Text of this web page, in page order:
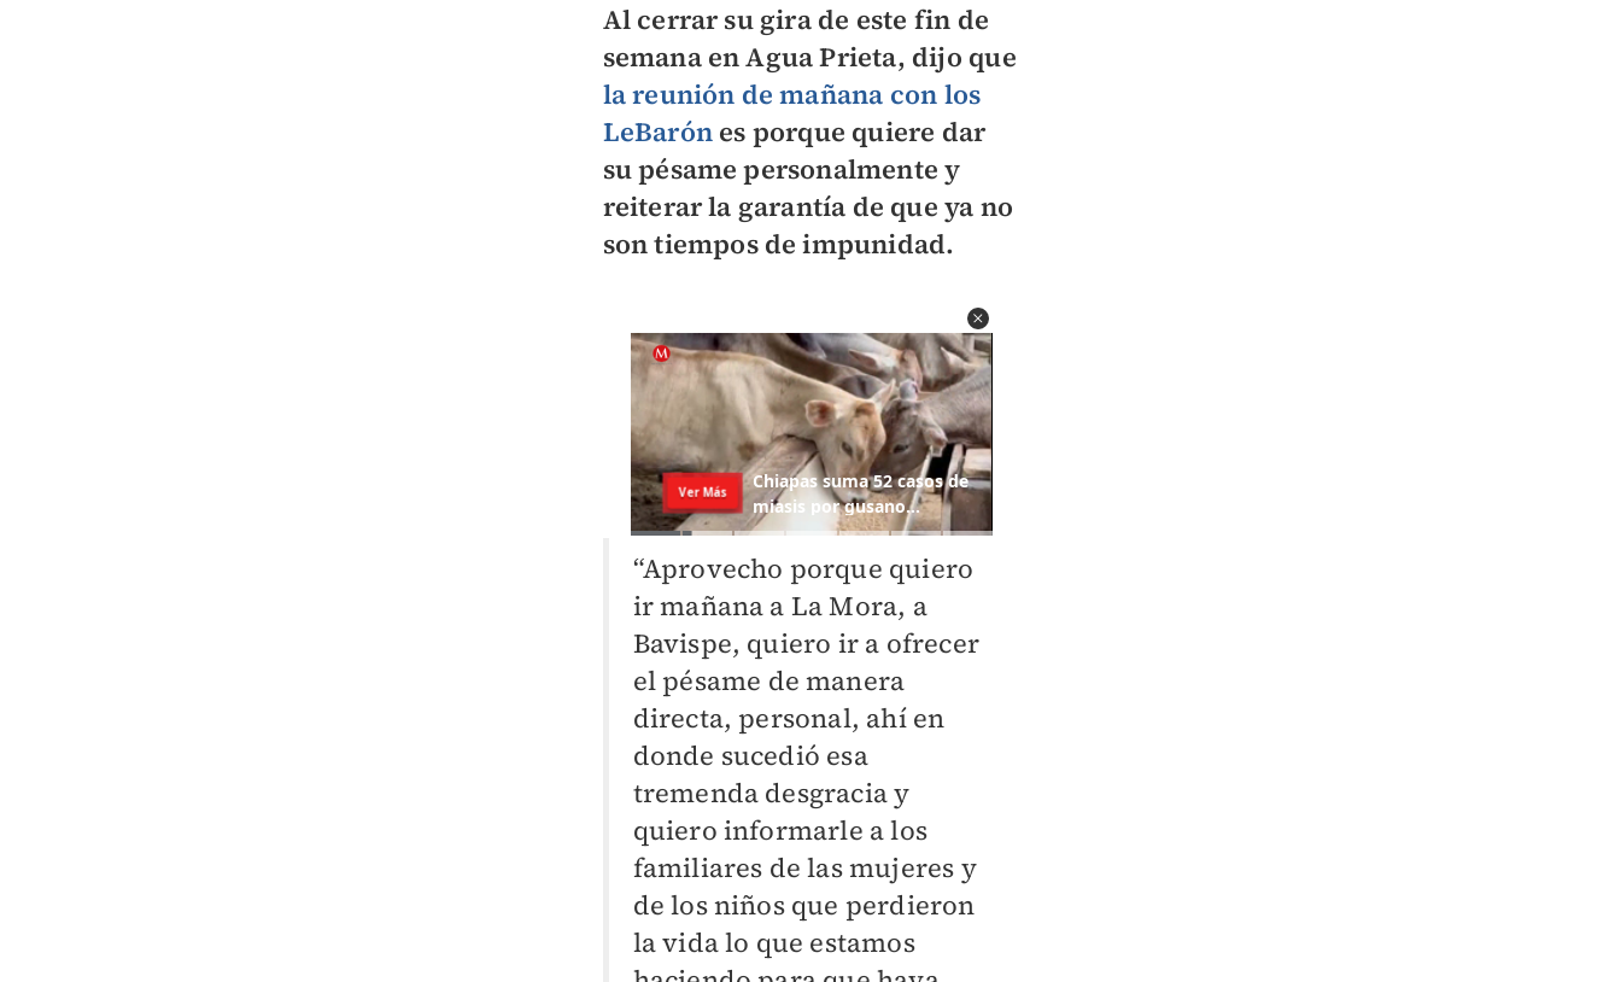
Al cerrar su gira de este fin de
semana en Agua Prieta, dijo que
la reunión de mañana con los
LeBarón es porque quiere dar
su pésame personalmente y
reiterar la garantía de que ya no
son tiempos de impunidad.
“Aprovecho porque quiero
ir mañana a La Mora, a
Bavispe, quiero ir a ofrecer
el pésame de manera
directa, personal, ahí en
donde sucedió esa
tremenda desgracia y
quiero informarle a los
familiares de las mujeres y
de los niños que perdieron
la vida lo que estamos